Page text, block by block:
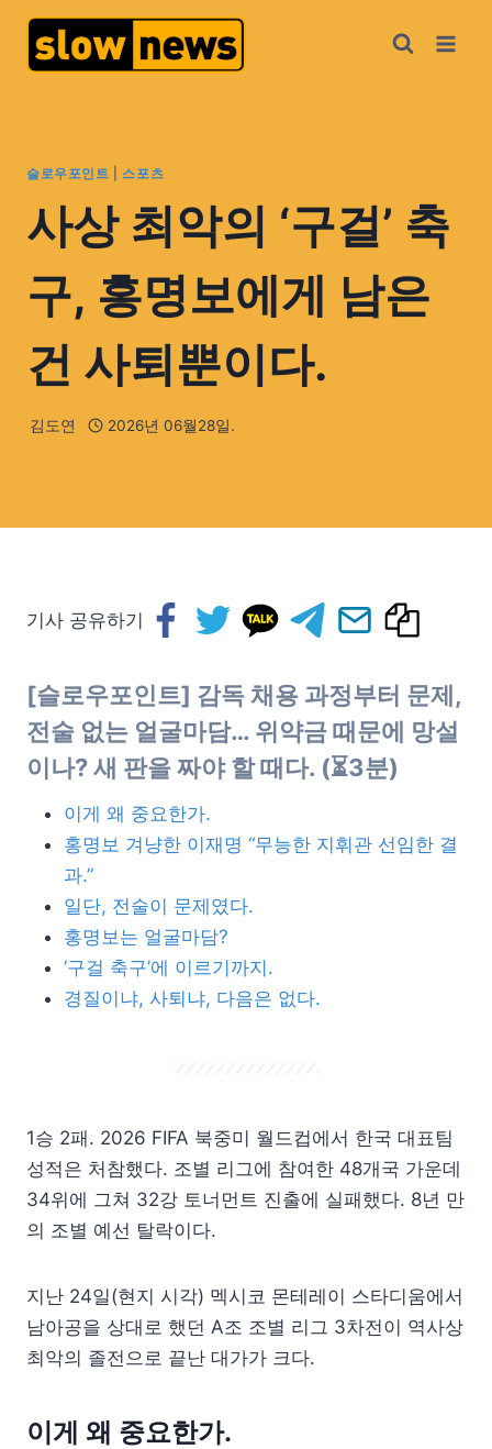
슬로우포인트 스포츠
사상 최악의 ‘구걸’ 축
구, 홍명보에게 남은
건 사퇴뿐이다.
김도연 2026년 06월28일.
기사 공유하기
[슬로우포인트] 감독 채용 과정부터 문제,
전술 없는 얼굴마담… 위약금 때문에 망설
이나? 새 판을 짜야 할 때다. (⏳3분)
이게 왜 중요한가.
홍명보 겨냥한 이재명 “무능한 지휘관 선임한 결
과.”
일단, 전술이 문제였다.
홍명보는 얼굴마담?
‘구걸 축구’에 이르기까지.
경질이냐, 사퇴냐, 다음은 없다.
1승 2패. 2026 FIFA 북중미 월드컵에서 한국 대표팀
성적은 처참했다. 조별 리그에 참여한 48개국 가운데
34위에 그쳐 32강 토너먼트 진출에 실패했다. 8년 만
의 조별 예선 탈락이다.
지난 24일(현지 시각) 멕시코 몬테레이 스타디움에서
남아공을 상대로 했던 A조 조별 리그 3차전이 역사상
최악의 졸전으로 끝난 대가가 크다.
이게 왜 중요한가.